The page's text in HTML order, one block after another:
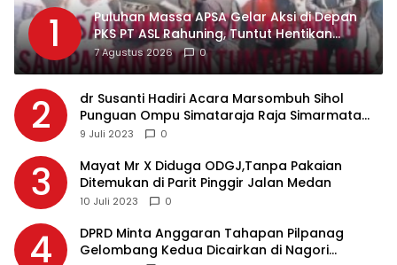
1
Puluhan Massa APSA Gelar Aksi di Depan
PKS PT ASL Rahuning, Tuntut Hentikan
Pembuangan Limbah ke Sungai Asahan
7 Agustus 2026 0
2
dr Susanti Hadiri Acara Marsombuh Sihol
Punguan Ompu Simataraja Raja Simarmata
Dohot Boruna Kota Siantar
9 Juli 2023 0
3
Mayat Mr X Diduga ODGJ,Tanpa Pakaian
Ditemukan di Parit Pinggir Jalan Medan
10 Juli 2023 0
4
DPRD Minta Anggaran Tahapan Pilpanag
Gelombang Kedua Dicairkan di Nagori